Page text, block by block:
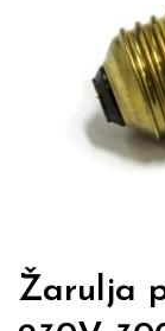
Žarulja